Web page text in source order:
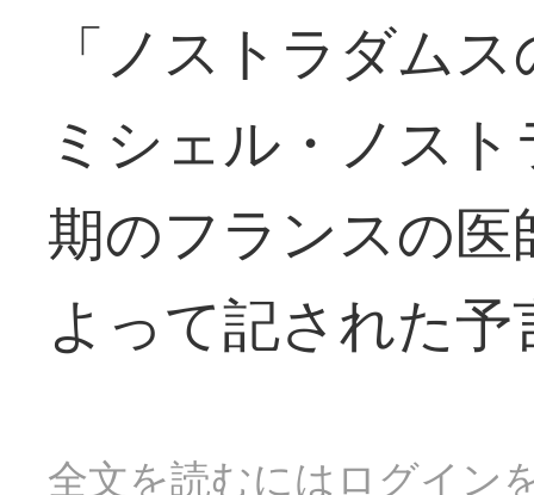
「ノストラダム
ミシェル・ノス
期のフランスの
よって記された
全文を読むにはログイン